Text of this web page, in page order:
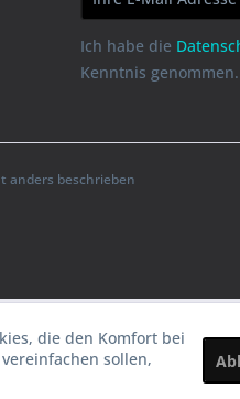
Ich habe die
Kenntnis genommen.
anders beschrieben
die den Komfort bei
sollen,